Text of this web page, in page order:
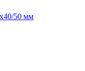
50 мм